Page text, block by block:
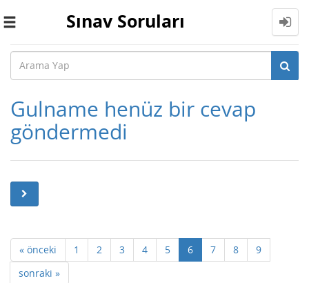
Toggle
Sınav Soruları
Gulname henüz bir cevap
göndermedi
« önceki 1 2 3 4 5 6 7 8
9
sonraki »